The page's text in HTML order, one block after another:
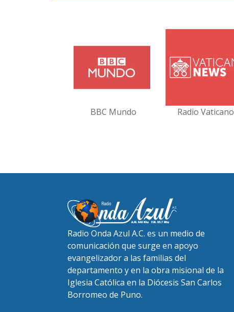
BBC Mundo Radio Vaticano
Radio Onda Azul A.C. es un medio de
comunicación que surge en apoyo
evangelizador a las familias del
departamento y en la obra misional de la
Iglesia Católica en la Diócesis San Carlos
Borromeo de Puno.